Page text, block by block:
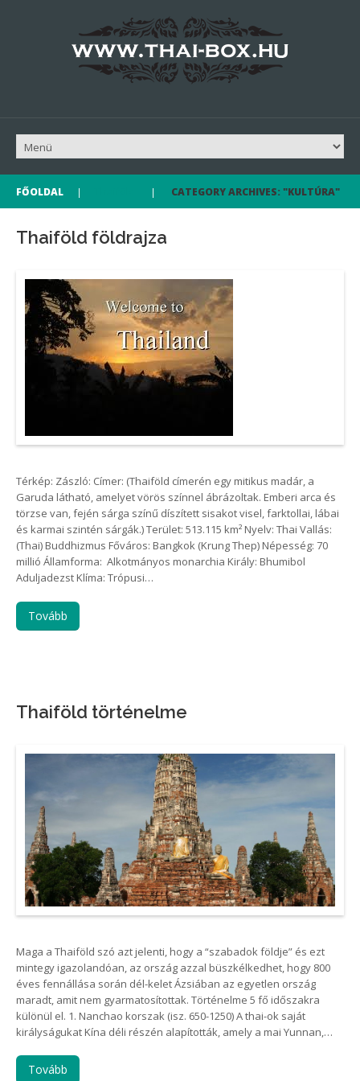
FŐOLDAL CATEGORY ARCHIVES: "KULTÚRA"
Thaiföld földrajza
Térkép: Zászló: Címer: (Thaiföld címerén egy mitikus madár, a
Garuda látható, amelyet vörös színnel ábrázoltak. Emberi arca és
törzse van, fején sárga színű díszített sisakot visel, farktollai, lábai
és karmai szintén sárgák.) Terület: 513.115 km² Nyelv: Thai Vallás:
(Thai) Buddhizmus Főváros: Bangkok (Krung Thep) Népesség: 70
millió Államforma: Alkotmányos monarchia Király: Bhumibol
Aduljadezst Klíma: Trópusi…
Tovább
Thaiföld történelme
Maga a Thaiföld szó azt jelenti, hogy a “szabadok földje” és ezt
mintegy igazolandóan, az ország azzal büszkélkedhet, hogy 800
éves fennállása során dél-kelet Ázsiában az egyetlen ország
maradt, amit nem gyarmatosítottak. Történelme 5 fő időszakra
különül el. 1. Nanchao korszak (isz. 650-1250) A thai-ok saját
királyságukat Kína déli részén alapították, amely a mai Yunnan,…
Tovább